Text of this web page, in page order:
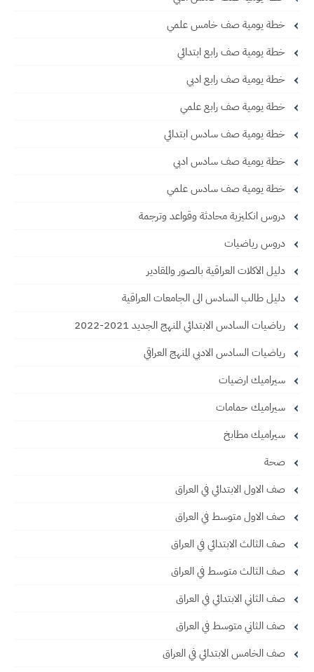
خطة يومية صف خامس علمي
خطة يومية صف رابع ابتدائي
خطة يومية صف رابع ادبي
خطة يومية صف رابع علمي
خطة يومية صف سادس ابتدائي
خطة يومية صف سادس ادبي
خطة يومية صف سادس علمي
دروس انكليزية محادثة وقواعد وترجمة
دروس رياضيات
دليل الاكلات العراقية بالصور والمقادير
دليل طالب السادس الى الجامعات العراقية
رياضيات السادس الابتدائي المنهج الجديد 2021-2022
رياضيات السادس الادبي المنهج العراقي
سيراميك ارضيات
سيراميك حمامات
سيراميك مطابخ
صحة
صف الاول الابتدائي في العراق
صف الاول متوسط في العراق
صف الثالث الابتدائي في العراق
صف الثالث متوسط في العراق
صف الثاني الابتدائي في العراق
صف الثاني متوسط في العراق
صف الخامس الابتدائي في العراق